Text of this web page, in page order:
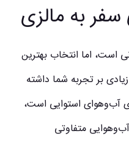
سفر به مالزی
است، اما انتخاب بهترین
بر تجربه شما داشته
آب‌وهوای استوایی است،
متفاوتی